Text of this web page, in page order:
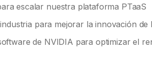
escalar nuestra plataforma PTaaS
para mejorar la innovación
de NVIDIA para optimizar el